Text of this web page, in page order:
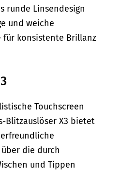
runde Linsendesign
und weiche
für konsistente Brillanz
Touchscreen
Blitzauslöser X3 bietet
die durch
und Tippen